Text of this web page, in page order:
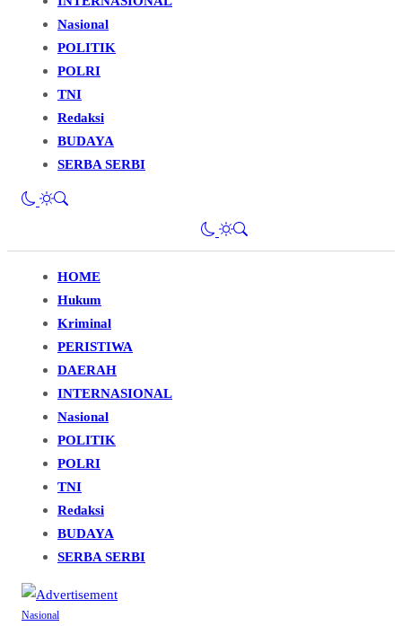
Nasional
POLITIK
POLRI
TNI
Redaksi
BUDAYA
SERBA SERBI
HOME
Hukum
Kriminal
PERISTIWA
DAERAH
INTERNASIONAL
Nasional
POLITIK
POLRI
TNI
Redaksi
BUDAYA
SERBA SERBI
Nasional